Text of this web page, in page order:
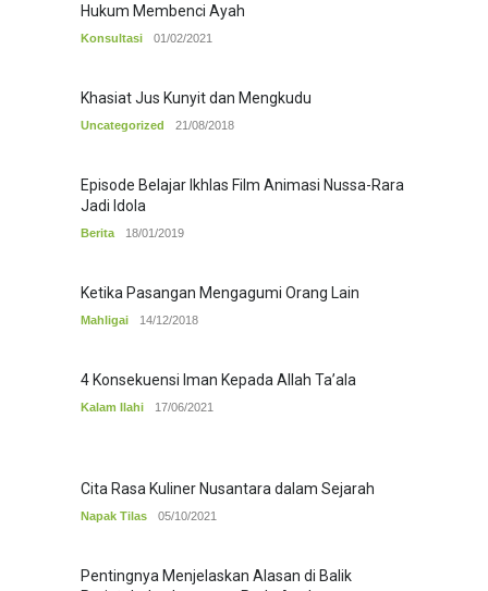
Hukum Membenci Ayah
Konsultasi 01/02/2021
Khasiat Jus Kunyit dan Mengkudu
Uncategorized 21/08/2018
Episode Belajar Ikhlas Film Animasi Nussa-Rara
Jadi Idola
Berita 18/01/2019
Ketika Pasangan Mengagumi Orang Lain
Mahligai 14/12/2018
4 Konsekuensi Iman Kepada Allah Ta’ala
Kalam Ilahi 17/06/2021
Cita Rasa Kuliner Nusantara dalam Sejarah
Napak Tilas 05/10/2021
Pentingnya Menjelaskan Alasan di Balik